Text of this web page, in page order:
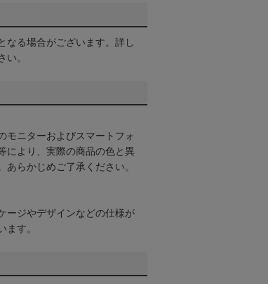
なる場合がございます。詳し
い。
モニターおよびスマートフォ
により、実際の商品の色と異
らかじめご了承ください。
ージやデザインなどの仕様が
ます。